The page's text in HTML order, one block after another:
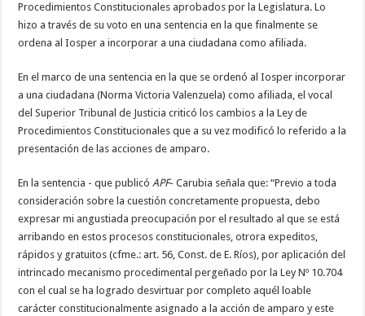
Procedimientos Constitucionales aprobados por la Legislatura. Lo
hizo a través de su voto en una sentencia en la que finalmente se
ordena al Iosper a incorporar a una ciudadana como afiliada.
En el marco de una sentencia en la que se ordenó al Iosper incorporar
a una ciudadana (Norma Victoria Valenzuela) como afiliada, el vocal
del Superior Tribunal de Justicia criticó los cambios a la Ley de
Procedimientos Constitucionales que a su vez modificó lo referido a la
presentación de las acciones de amparo.
En la sentencia - que publicóAPF- Carubia señala que: “Previo a toda
consideración sobre la cuestión concretamente propuesta, debo
expresar mi angustiada preocupación por el resultado al que se está
arribando en estos procesos constitucionales, otrora expeditos,
rápidos y gratuitos (cfme.: art. 56, Const. de E. Ríos), por aplicación del
intrincado mecanismo procedimental pergeñado por la Ley Nº 10.704
con el cual se ha logrado desvirtuar por completo aquél loable
carácter constitucionalmente asignado a la acción de amparo y este